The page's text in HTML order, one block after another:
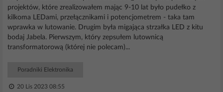
projektów, które zrealizowałem mając 9-10 lat było pudełko z
kilkoma LEDami, przełącznikami i potencjometrem - taka tam
wprawka w lutowanie. Drugim była migająca strzałka LED z kitu
bodaj Jabela. Pierwszym, który zepsułem lutownicą
transformatorową (której nie polecam)...
Poradniki Elektronika
20 Lis 2023 08:55